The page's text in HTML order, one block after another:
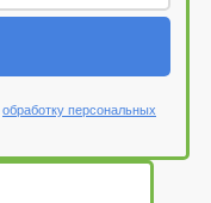
обработку персональных